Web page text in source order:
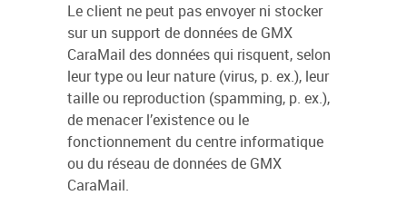
Le client ne peut pas envoyer ni stocker
sur un support de données de GMX
CaraMail des données qui risquent, selon
leur type ou leur nature (virus, p. ex.), leur
taille ou reproduction (spamming, p. ex.),
de menacer l’existence ou le
fonctionnement du centre informatique
ou du réseau de données de GMX
CaraMail.